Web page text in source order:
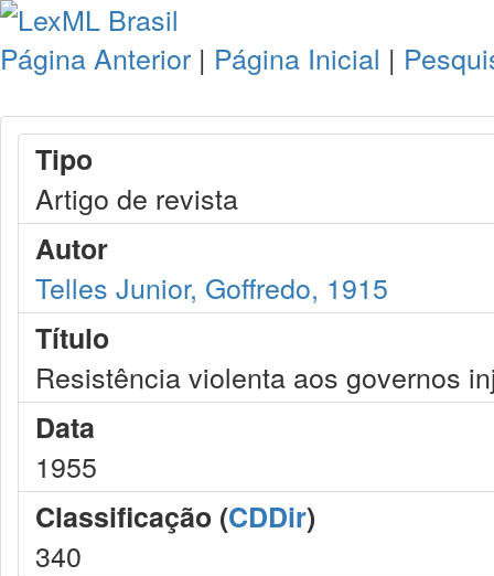
Página Anterior | Página Inicial |
Tipo
Artigo de revista
Autor
Telles Junior, Goffredo, 1915
Título
Resistência violenta aos governos
Data
1955
Classificação (CDDir)
340